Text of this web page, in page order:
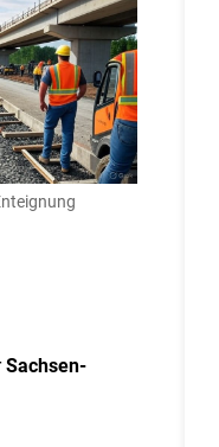
Sachsen-